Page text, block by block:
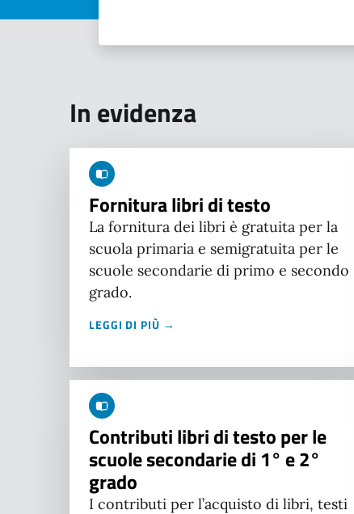
In evidenza
Fornitura libri di testo
La fornitura dei libri è gratuita per la
scuola primaria e semigratuita per le
scuole secondarie di primo e secondo
grado.
LEGGI DI PIÙ →
Contributi libri di testo per le
scuole secondarie di 1° e 2°
grado
I contributi per l’acquisto di libri, testi